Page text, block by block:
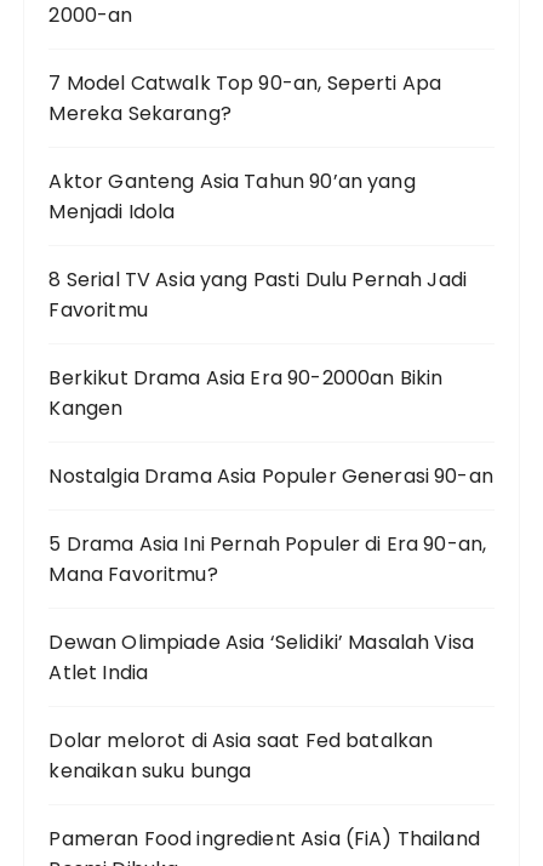
2000-an
7 Model Catwalk Top 90-an, Seperti Apa
Mereka Sekarang?
Aktor Ganteng Asia Tahun 90’an yang
Menjadi Idola
8 Serial TV Asia yang Pasti Dulu Pernah Jadi
Favoritmu
Berkikut Drama Asia Era 90-2000an Bikin
Kangen
Nostalgia Drama Asia Populer Generasi 90-an
5 Drama Asia Ini Pernah Populer di Era 90-an,
Mana Favoritmu?
Dewan Olimpiade Asia ‘Selidiki’ Masalah Visa
Atlet India
Dolar melorot di Asia saat Fed batalkan
kenaikan suku bunga
Pameran Food ingredient Asia (FiA) Thailand